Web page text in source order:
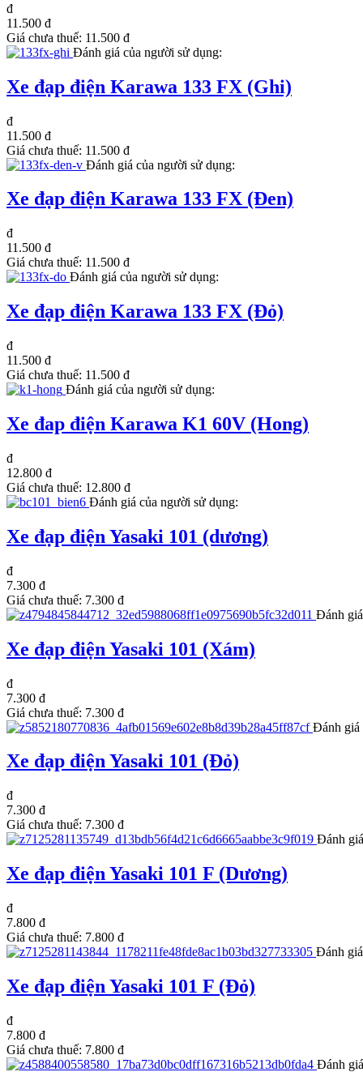
đ
11.500 đ
Giá chưa thuế: 11.500 đ
Đánh giá của người sử dụng:
Xe đạp điện Karawa 133 FX (Ghi)
đ
11.500 đ
Giá chưa thuế: 11.500 đ
Đánh giá của người sử dụng:
Xe đạp điện Karawa 133 FX (Đen)
đ
11.500 đ
Giá chưa thuế: 11.500 đ
Đánh giá của người sử dụng:
Xe đạp điện Karawa 133 FX (Đỏ)
đ
11.500 đ
Giá chưa thuế: 11.500 đ
Đánh giá của người sử dụng:
Xe đap điện Karawa K1 60V (Hong)
đ
12.800 đ
Giá chưa thuế: 12.800 đ
Đánh giá của người sử dụng:
Xe đạp điện Yasaki 101 (dương)
đ
7.300 đ
Giá chưa thuế: 7.300 đ
Đánh
Xe đạp điện Yasaki 101 (Xám)
đ
7.300 đ
Giá chưa thuế: 7.300 đ
Đánh giá
Xe đạp điện Yasaki 101 (Đỏ)
đ
7.300 đ
Giá chưa thuế: 7.300 đ
Đánh
Xe đạp điện Yasaki 101 F (Dương)
đ
7.800 đ
Giá chưa thuế: 7.800 đ
Đánh
Xe đạp điện Yasaki 101 F (Đỏ)
đ
7.800 đ
Giá chưa thuế: 7.800 đ
Đánh